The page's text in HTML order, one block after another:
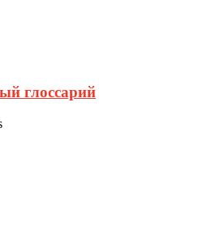
глоссарий